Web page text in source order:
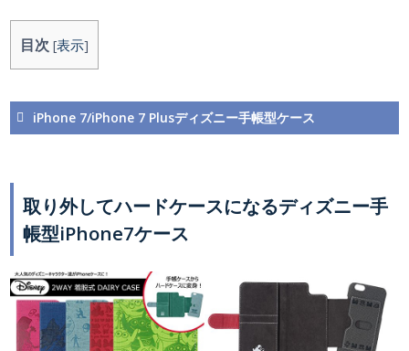
目次 [表示]
iPhone 7/iPhone 7 Plusディズニー手帳型ケース
取り外してハードケースになるディズニー手
帳型iPhone7ケース